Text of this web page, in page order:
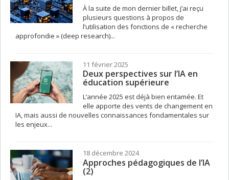
À la suite de mon dernier billet, j’ai reçu
plusieurs questions à propos de
l’utilisation des fonctions de « recherche
approfondie » (deep research)...
11 février 2025
Deux perspectives sur l’IA en
éducation supérieure
L’année 2025 est déjà bien entamée. Et
elle apporte des vents de changement en
IA, mais aussi de nouvelles connaissances fondamentales sur
les enjeux...
18 décembre 2024
Approches pédagogiques de l’IA
(2)